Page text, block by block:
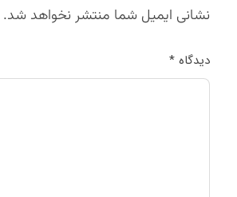
نشانی ایمیل شما منتشر نخواهد شد.
دیدگاه *